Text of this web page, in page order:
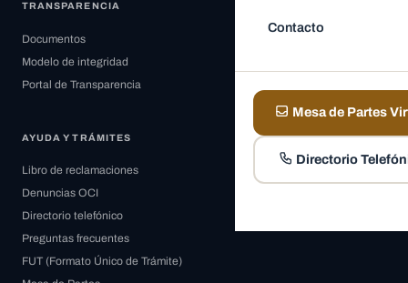
Contacto
Mesa de Partes
Directorio
TRANSPARENCIA
Documentos
Modelo de integridad
Portal de Transparencia
AYUDA Y TRÁMITES
Libro de reclamaciones
Denuncias OCI
Directorio telefónico
Preguntas frecuentes
FUT (Formato Único de Trámite)